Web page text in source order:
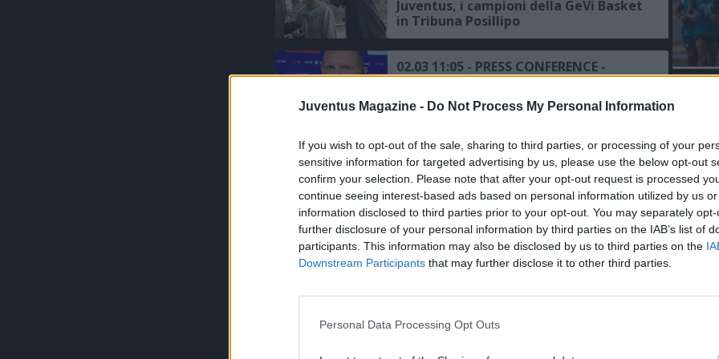
Juventus Magazine - Do Not Process My Personal Information
If you wish to opt-out of the sale, sharing to third parties, or processing of your
sensitive information for targeted advertising by us, please use the below opt-out
confirm your selection. Please note that after your opt-out request is processed
continue seeing interest-based ads based on personal information utilized by us
information disclosed to third parties prior to your opt-out. You may separately
further disclosure of your personal information by third parties on the IAB’s list of
participants. This information may also be disclosed by us to third parties on the
Downstream Participants that may further disclose it to other third parties.
Personal Data Processing Opt Outs
Juventus, i campioni della GeVi Basket
in Tribuna Posillipo
02.03 11:05 - PRESS CONFERENCE -
Juventus, Allegri: "Gara difficile
contro il Napoli, servirà una grande
prestazione, parole di ADL? Non le
07.12 10:30 - L'EX - Datolo: "Il gol
contro la Juve un sogno, amo Napoli e
vorrei tornarci, Mazzarri è
intelligente, trasmette grinta e
voglia"
10.11 09:43 - CORRIERE DELLA SERA -
Mondiale per Club, il Napoli può
sorpassare la Juventus, i dettagli
29.10 23:24 - PRESS CONFERENCE -
abbiamo concesso troppo, siamo stati
e alla Juve"